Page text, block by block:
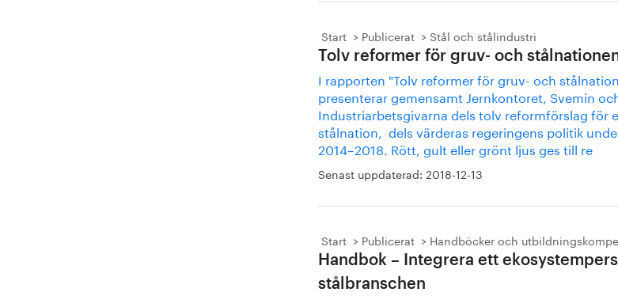
Start Publicerat Stål och stålindustri
Tolv reformer för gruv- och
I rapporten "Tolv reformer för gruv- och
presenterar gemensamt Jernkontoret, Svemin
Industriarbetsgivarna dels tolv reformförslag för
stålnation, dels värderas regeringens politik
2014–2018. Rött, gult eller grönt ljus ges till re
Senast uppdaterad: 2018-12-13
Start Publicerat Handböcker och
Handbok – Integrera ett
stålbranschen